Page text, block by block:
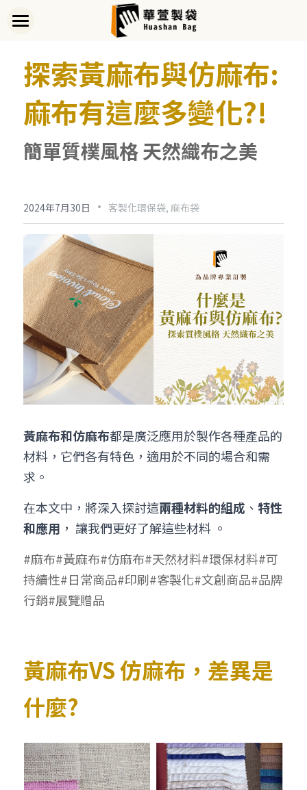
關於華萱
部落格
客製實例
➢全款式總覽
➢不織布袋
➢帆布袋
➢束口袋
➢保溫保冷袋
➢潛水布袋
➢杯袋/餐具袋
➢野餐墊
➢尼龍&牛津布袋
➢編織袋
➢針織袋
➢麻布袋
➢咖啡渣/軟木袋
➢化妝盥洗包/收納袋
➢皮革包袋
➢網布袋
開始訂做
➢訂製流程
➢印刷須知
➢布料/印刷/配件
➢布料介紹
➢印刷介紹
➢配件介紹
➢打樣和樣品
➢刀模下載
➢常見Q&A
聯絡我們
線上詢價
搜索
繁體中文
繁體中文
LINE@客服
探索黃麻布與仿麻布:
麻布有這麼多變化?!
簡單質樸風格 天然織布之美
2024年7月30日 · 客製化環保袋, 麻布袋
黃麻布和仿麻布都是廣泛應用於製作各種產品的
材料，它們各有特色，適用於不同的場合和需
求。
在本文中，將深入探討這兩種材料的組成 、 特性
和應用 ， 讓我們更好了解這些材料 。
#麻布#黃麻布#仿麻布#天然材料#環保材料#可
持續性#日常商品#印刷#客製化#文創商品#品牌
行銷#展覽贈品
黃麻布VS 仿麻布，差異是
什麼?